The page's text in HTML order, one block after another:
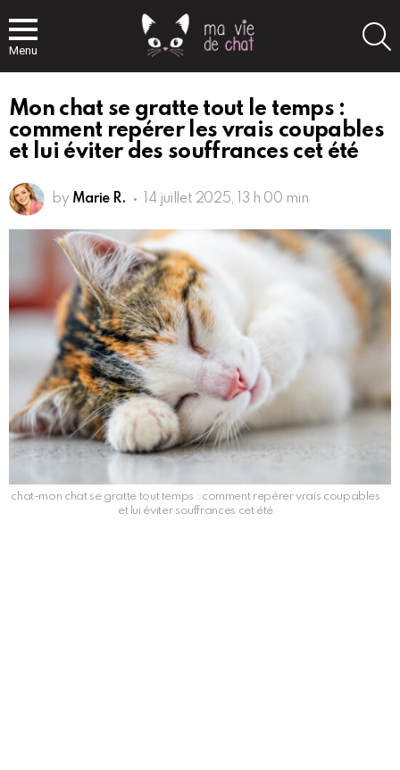
Menu
Mon chat se gratte tout le temps :
comment repérer les vrais coupables
et lui éviter des souffrances cet été
by Marie R. 14 juillet 2025, 13 h 00 min
chat-mon chat se gratte tout temps : comment repérer vrais coupables
et lui éviter souffrances cet été